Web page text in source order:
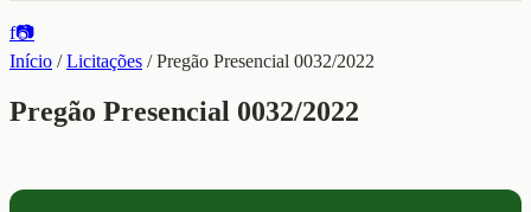
f📷
Início /Licitações /Pregão Presencial 0032/2022
Pregão Presencial 0032/2022